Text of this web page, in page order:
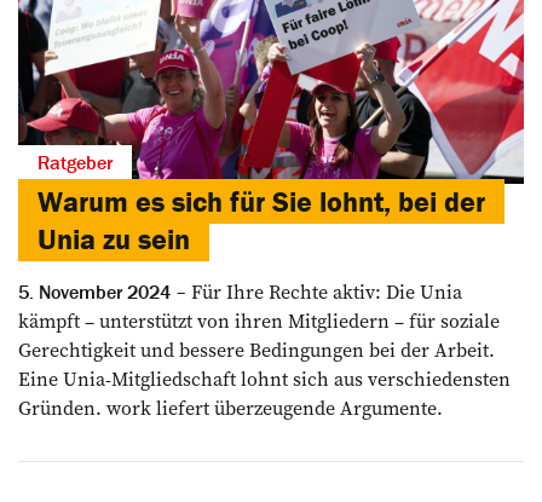
Ratgeber
Warum es sich für Sie lohnt, bei der
Unia zu sein
5. November 2024
Für Ihre Rechte aktiv: Die Unia
kämpft – unterstützt von ihren Mitgliedern – für soziale
Gerechtigkeit und bessere Bedingungen bei der Arbeit.
Eine Unia-Mitgliedschaft lohnt sich aus verschiedensten
Gründen. work liefert überzeugende Argumente.